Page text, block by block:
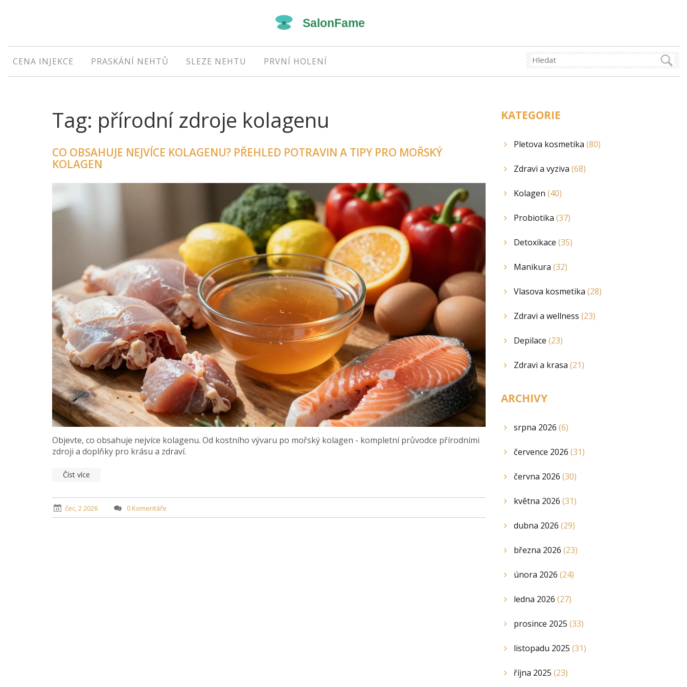
CENA INJEKCE PRASKÁNÍ NEHTŮ SLEZE NEHTU PRVNÍ HOLENÍ
Tag: přírodní zdroje kolagenu
CO OBSAHUJE NEJVÍCE KOLAGENU? PŘEHLED POTRAVIN A TIPY PRO MOŘSKÝ
KOLAGEN
Objevte, co obsahuje nejvíce kolagenu. Od kostního vývaru po mořský kolagen - kompletní průvodce přírodními
zdroji a doplňky pro krásu a zdraví.
Číst více
čec, 2 2026 0 Komentáře
KATEGORIE
Pletova kosmetika (80)
Zdravi a vyziva (68)
Kolagen (40)
Probiotika (37)
Detoxikace (35)
Manikura (32)
Vlasova kosmetika (28)
Zdravi a wellness (23)
Depilace (23)
Zdravi a krasa (21)
ARCHIVY
srpna 2026 (6)
července 2026 (31)
června 2026 (30)
května 2026 (31)
dubna 2026 (29)
března 2026 (23)
února 2026 (24)
ledna 2026 (27)
prosince 2025 (33)
listopadu 2025 (31)
října 2025 (23)